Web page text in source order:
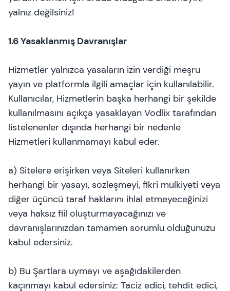
yalnız değilsiniz!
1.6 Yasaklanmış Davranışlar
Hizmetler yalnızca yasaların izin verdiği meşru
yayın ve platformla ilgili amaçlar için kullanılabilir.
Kullanıcılar, Hizmetlerin başka herhangi bir şekilde
kullanılmasını açıkça yasaklayan Vodlix tarafından
listelenenler dışında herhangi bir nedenle
Hizmetleri kullanmamayı kabul eder.
a) Sitelere erişirken veya Siteleri kullanırken
herhangi bir yasayı, sözleşmeyi, fikri mülkiyeti veya
diğer üçüncü taraf haklarını ihlal etmeyeceğinizi
veya haksız fiil oluşturmayacağınızı ve
davranışlarınızdan tamamen sorumlu olduğunuzu
kabul edersiniz.
b) Bu Şartlara uymayı ve aşağıdakilerden
kaçınmayı kabul edersiniz: Taciz edici, tehdit edici,